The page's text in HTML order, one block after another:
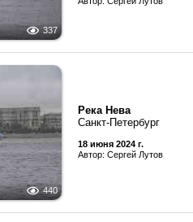
337
440
Река Нева
Санкт-Петербург
18 июня 2024 г.
Автор: Сергей Лутов